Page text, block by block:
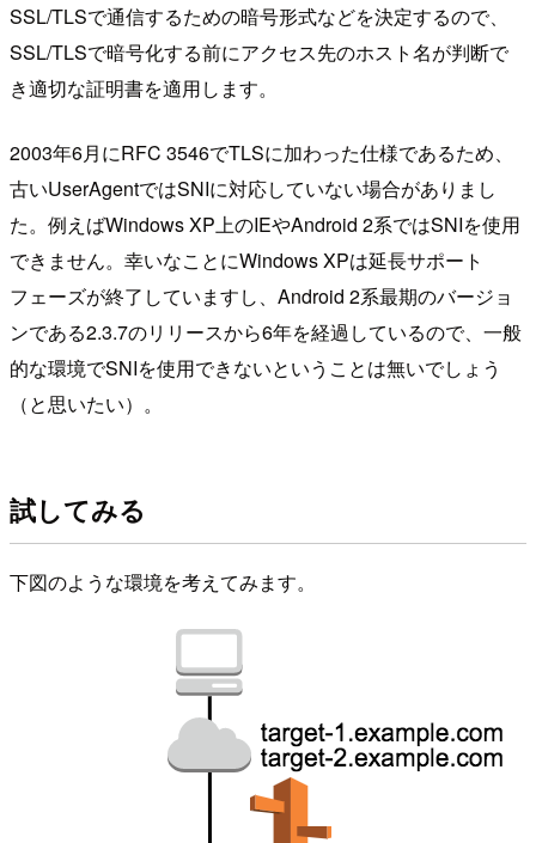
SSL/TLSで通信するための暗号形式などを決定するので、
SSL/TLSで暗号化する前にアクセス先のホスト名が判断で
き適切な証明書を適用します。
2003年6月にRFC 3546でTLSに加わった仕様であるため、
古いUserAgentではSNIに対応していない場合がありまし
た。例えばWindows XP上のIEやAndroid 2系ではSNIを使用
できません。幸いなことにWindows XPは延長サポート
フェーズが終了していますし、Android 2系最期のバージョ
ンである2.3.7のリリースから6年を経過しているので、一般
的な環境でSNIを使用できないということは無いでしょう
（と思いたい）。
試してみる
下図のような環境を考えてみます。